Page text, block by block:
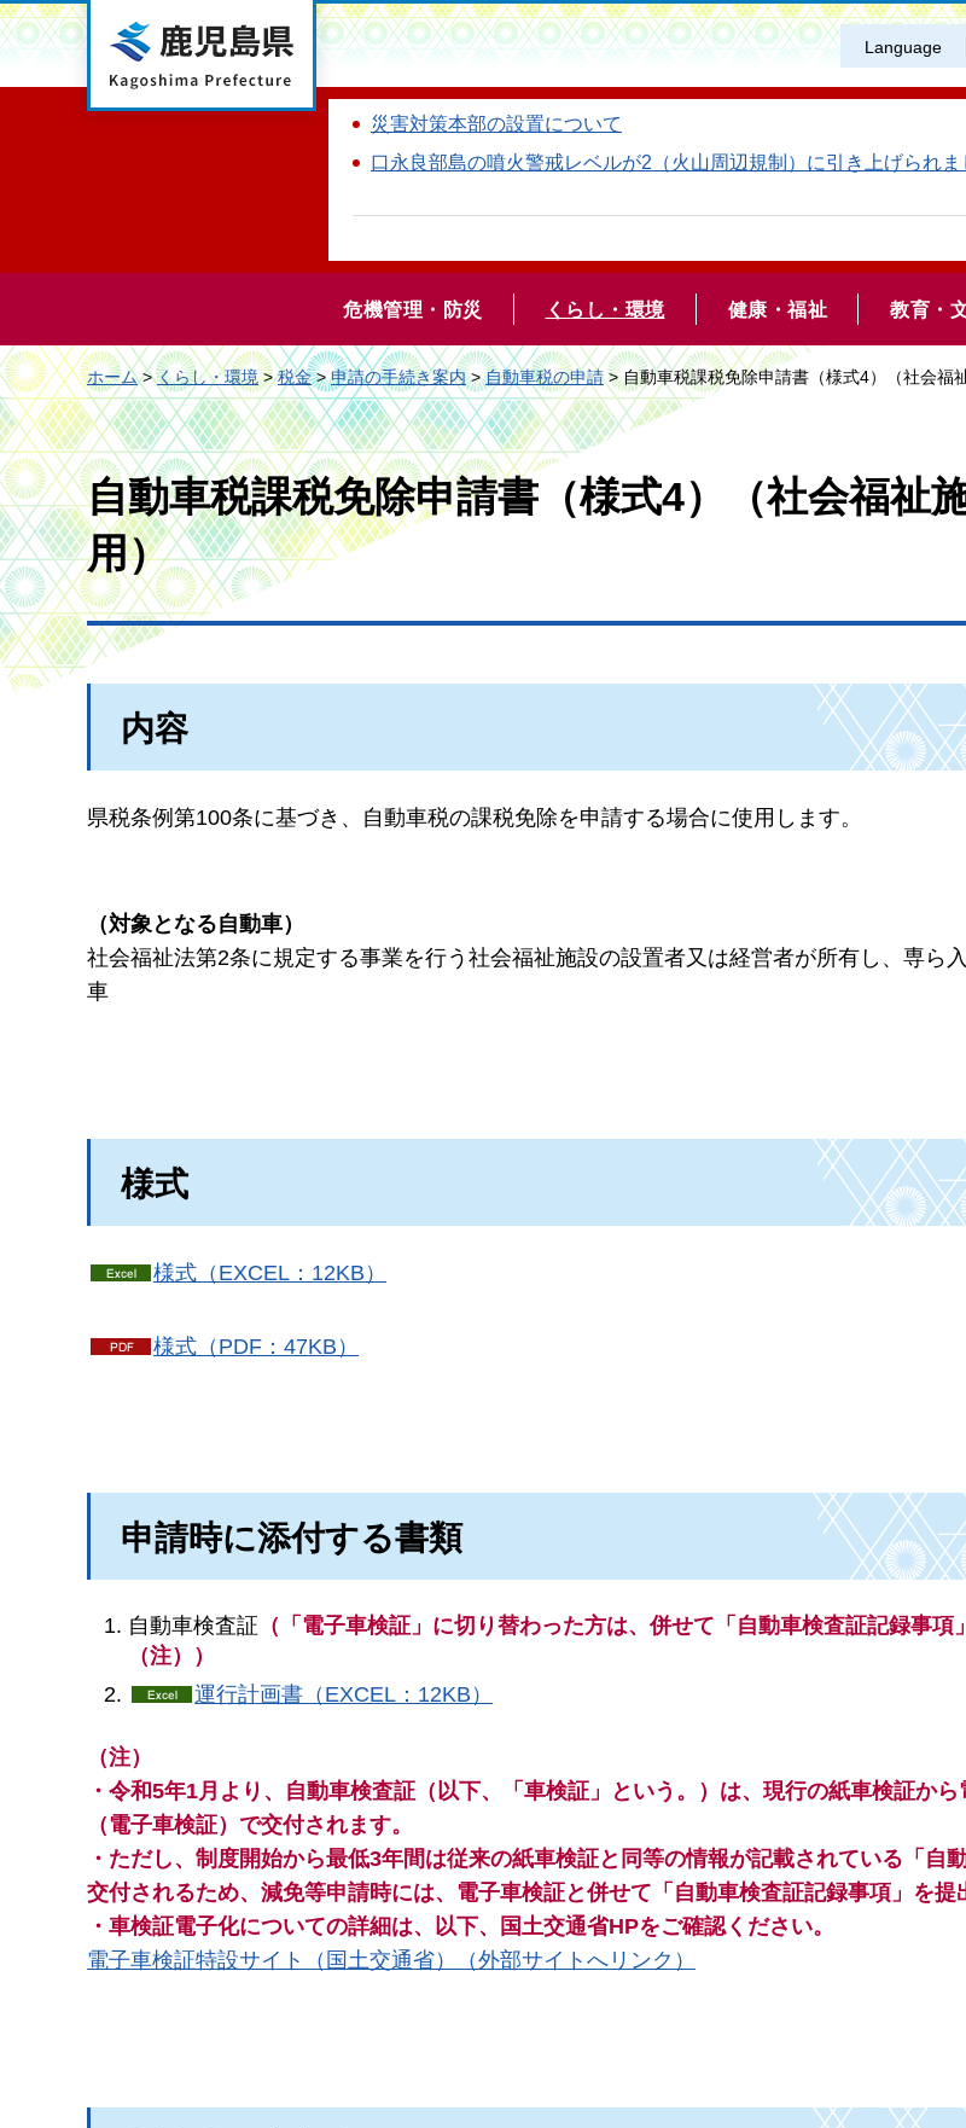
鹿児島県 Language
災害対策本部の設置について
口永良部島の噴火警戒レベルが2（火山周辺規制）に引き上げられま
危機管理・防災 くらし・環境 健康・福祉 教育・
ホーム>くらし・環境>税金>申請の手続き案内>自動車税の申請> 自動車税課税免除申請書（様式4）（社会福
自動車税課税免除申請書（様式4）（社会福祉
用）
内容
県税条例第100条に基づき、自動車税の課税免除を申請する場合に使用します。
（対象となる自動車）
社会福祉法第2条に規定する事業を行う社会福祉施設の設置者又は経営者が所有し、専ら
車
様式
様式（EXCEL：12KB）
様式（PDF：47KB）
申請時に添付する書類
自動車検査証 （「電子車検証」に切り替わった方は、併せて「自動車検査証記録事項
（注））
運行計画書（EXCEL：12KB）
（注）
・令和5年1月より、自動車検査証（以下、「車検証」という。）は、現行の紙車検証か
（電子車検証）で交付されます。
・ただし、制度開始から最低3年間は従来の紙車検証と同等の情報が記載されている「自
交付されるため、減免等申請時には、電子車検証と併せて「自動車検査証記録事項」を提
・車検証電子化についての詳細は、以下、国土交通省HPをご確認ください。
電子車検証特設サイト（国土交通省）（外部サイトへリンク）